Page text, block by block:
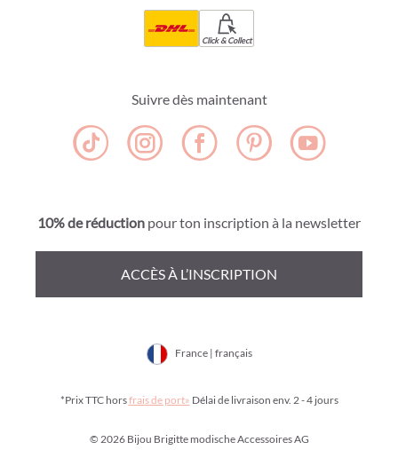
Click & Collect
Suivre dès maintenant
10% de réduction pour ton inscription à la newsletter
ACCÈS À L’INSCRIPTION
France | français
*Prix TTC horsfrais de port» Délai de livraison env. 2 - 4 jours
© 2026 Bijou Brigitte modische Accessoires AG